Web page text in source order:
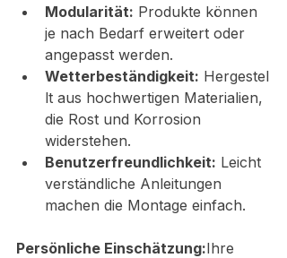
Modularität: Produkte können
je nach Bedarf erweitert oder
angepasst werden.
Wetterbeständigkeit: Hergestel
lt aus hochwertigen Materialien,
die Rost und Korrosion
widerstehen.
Benutzerfreundlichkeit: Leicht
verständliche Anleitungen
machen die Montage einfach.
Persönliche Einschätzung:Ihre